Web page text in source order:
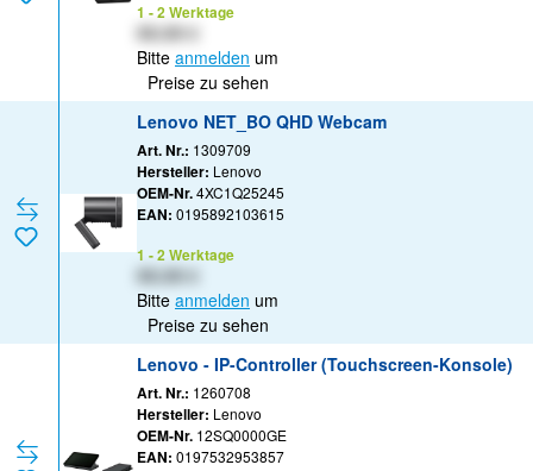
1 - 2 Werktage
XX,XX €
Bitte anmelden um
Preise zu sehen
Lenovo NET_BO QHD Webcam
Art. Nr.: 1309709
Hersteller: Lenovo
OEM-Nr.4XC1Q25245
EAN: 0195892103615
1 - 2 Werktage
Bitte anmelden um
Preise zu sehen
Lenovo - IP-Controller (Touchscreen-Konsole)
Art. Nr.: 1260708
Hersteller: Lenovo
OEM-Nr. 12SQ0000GE
EAN: 0197532953857